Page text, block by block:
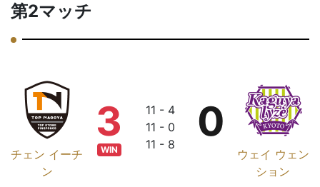
第2マッチ
チェン イーチ
ン
3
WIN
11 - 4
11 - 0
11 - 8
ウェイ ウェン
ション
0